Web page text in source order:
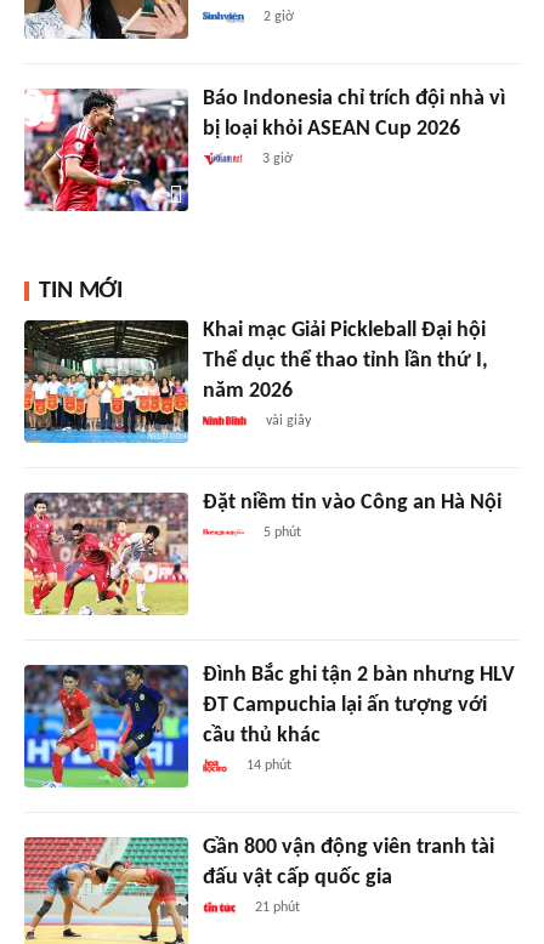
2 giờ
Báo Indonesia chỉ trích đội nhà vì
bị loại khỏi ASEAN Cup 2026
3 giờ
TIN MỚI
Khai mạc Giải Pickleball Đại hội
Thể dục thể thao tỉnh lần thứ I,
năm 2026
vài giây
Đặt niềm tin vào Công an Hà Nội
5 phút
Đình Bắc ghi tận 2 bàn nhưng HLV
ĐT Campuchia lại ấn tượng với
cầu thủ khác
14 phút
Gần 800 vận động viên tranh tài
đấu vật cấp quốc gia
21 phút